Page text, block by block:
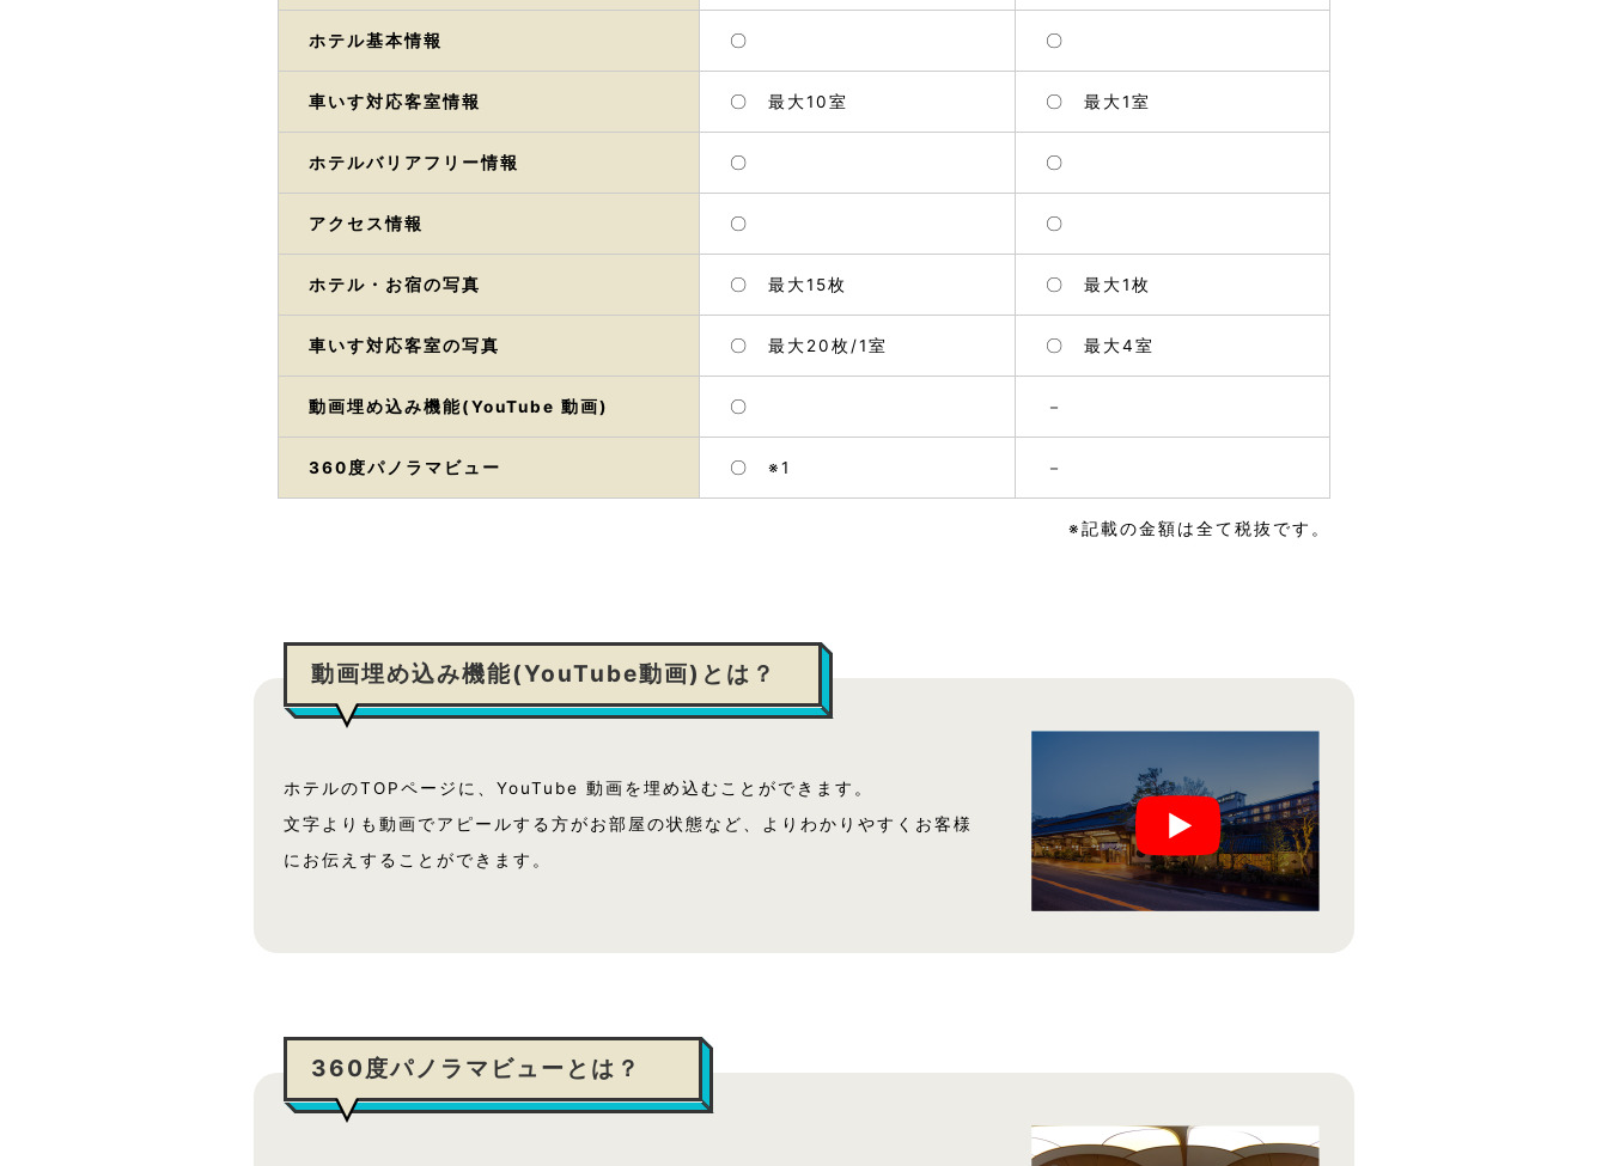
ホテル基本情報 〇 〇
車いす対応客室情報 〇 最大10室 〇 最大1室
ホテルバリアフリー情報 〇 〇
アクセス情報 〇 〇
ホテル・お宿の写真 〇 最大15枚 〇 最大1枚
車いす対応客室の写真 〇 最大20枚/1室 〇 最大4室
動画埋め込み機能(YouTube 動画) 〇 －
360度パノラマビュー 〇 ※1 －
※記載の金額は全て税抜です。
動画埋め込み機能(YouTube動画)とは？
ホテルのTOPページに、YouTube 動画を埋め込むことができます。
文字よりも動画でアピールする方がお部屋の状態など、よりわかりやすくお客様
にお伝えすることができます。
360度パノラマビューとは？